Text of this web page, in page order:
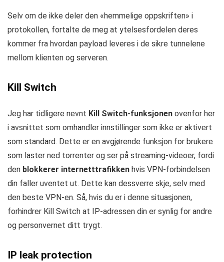
Selv om de ikke deler den «hemmelige oppskriften» i
protokollen, fortalte de meg at ytelsesfordelen deres
kommer fra hvordan payload leveres i de sikre tunnelene
mellom klienten og serveren.
Kill Switch
Jeg har tidligere nevnt Kill Switch-funksjonen ovenfor her
i avsnittet som omhandler innstillinger som ikke er aktivert
som standard. Dette er en avgjørende funksjon for brukere
som laster ned torrenter og ser på streaming-videoer, fordi
den blokkerer internetttrafikken hvis VPN-forbindelsen
din faller uventet ut. Dette kan dessverre skje, selv med
den beste VPN-en. Så, hvis du er i denne situasjonen,
forhindrer Kill Switch at IP-adressen din er synlig for andre
og personvernet ditt trygt.
IP leak protection